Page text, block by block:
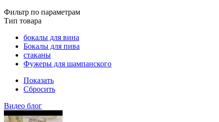
Фильтр по параметрам
Тип товара
бокалы для вина
Бокалы для пива
стаканы
Фужеры для шампанского
Показать
Сбросить
Видео блог